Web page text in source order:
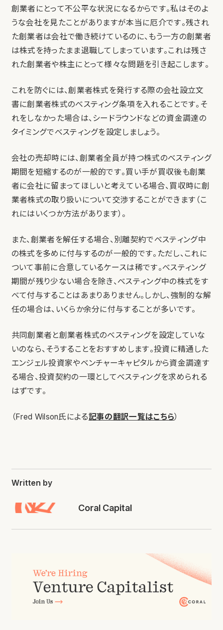
創業者にとって不公平な状況になるからです。私はそのよ
うな会社を見たことがありますが本当に厄介です。残され
た創業者は会社で働き続けているのに、もう一方の創業者
は株式を持ったまま退職してしまっています。これは残さ
れた創業者や株主にとって様々な問題を引き起こします。
これを防ぐには、創業者株式を発行する際の会社設立文
書に創業者株式のべスティング条項を入れることです。そ
れをしなかった場合は、シードラウンドなどの資金調達の
タイミングでべスティングを設定しましょう。
会社の売却時には、創業者全員が持つ株式のべスティング
期間を短縮するのが一般的です。買い手が買収後も創業
者に会社に留まってほしいと考えている場合、買収時に創
業者株式の取り扱いについて交渉することができます（こ
れにはいくつか方法があります）。
また、創業者を解任する場合、別離契約でべスティング中
の株式を多めに付与するのが一般的です。ただし、これに
ついて事前に合意しているケースは稀です。べスティング
期間が残り少ない場合を除き、べスティング中の株式をす
べて付与することはあまりありません。しかし、強制的な解
任の場合は、いくらか余分に付与することが多いです。
共同創業者と創業者株式のべスティングを設定していな
いのなら、そうすることをおすすめします。投資に精通した
エンジェル投資家やベンチャーキャピタルから資金調達す
る場合、投資契約の一環としてべスティングを求められる
はずです。
（Fred Wilson氏による記事の翻訳一覧はこちら）
Written by
Coral Capital